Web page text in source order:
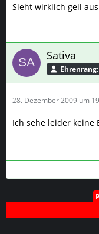
Sieht wirklich geil aus
Sativa
Ehrenrang: tGl
28. Dezember 2009 um
Ich sehe leider keine